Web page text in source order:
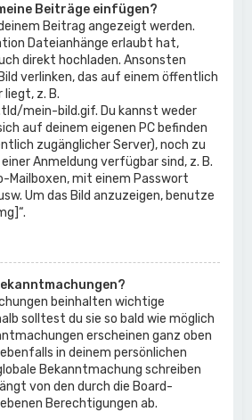
Beiträge einfügen?
Beitrag angezeigt werden.
Dateianhänge erlaubt hat,
direkt hochladen. Ansonsten
verlinken, das auf einem öffentlich
liegt, z. B.
mein-bild.gif. Du kannst weder
auf deinem eigenen PC befinden
zugänglicher Server), noch zu
Anmeldung verfügbar sind, z. B.
Mailboxen, mit einem Passwort
Um das Bild anzuzeigen, benutze
beinhalten wichtige
solltest du sie so bald wie möglich
erscheinen ganz oben
in deinem persönlichen
Bekanntmachung schreiben
von den durch die Board-
Berechtigungen ab.